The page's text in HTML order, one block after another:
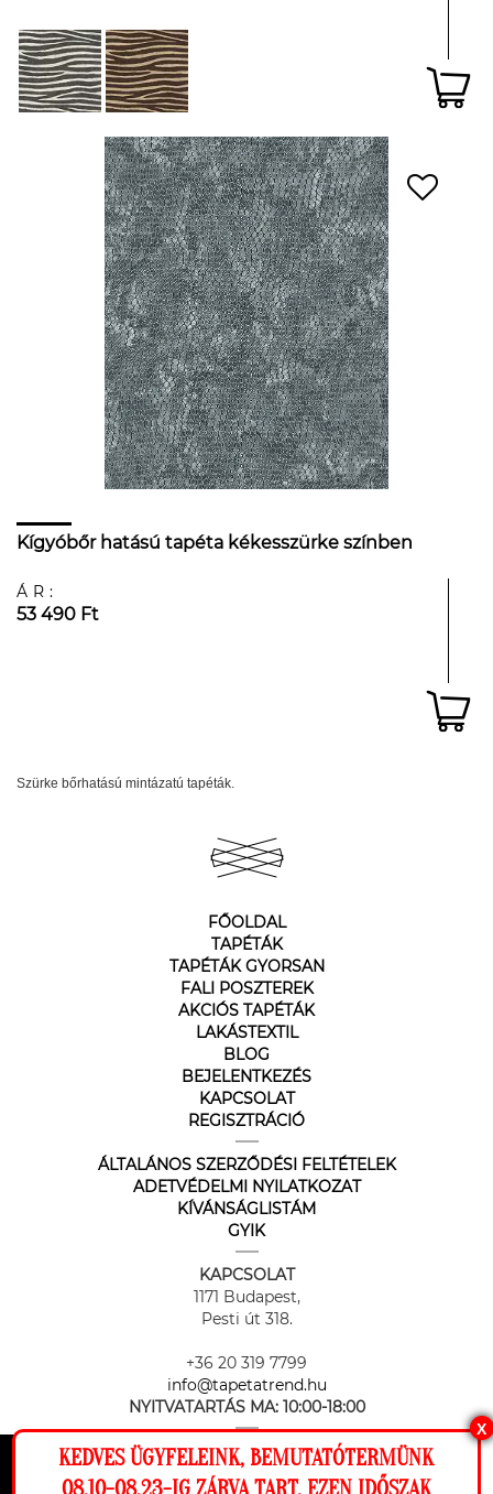
Ez a weboldal cookie-kat használ, hogy a
Kígyóbőr hatású tapéta kékesszürke színben
ÁR:
53 490 Ft
Szürke bőrhatású mintázatú tapéták.
FŐOLDAL
TAPÉTÁK
TAPÉTÁK GYORSAN
FALI POSZTEREK
AKCIÓS TAPÉTÁK
LAKÁSTEXTIL
BLOG
BEJELENTKEZÉS
KAPCSOLAT
REGISZTRÁCIÓ
ÁLTALÁNOS SZERZŐDÉSI FELTÉTELEK
ADETVÉDELMI NYILATKOZAT
KÍVÁNSÁGLISTÁM
GYIK
KAPCSOLAT
1171 Budapest,
Pesti út 318.
+36 20 319 7799
info@tapetatrend.hu
NYITVATARTÁS MA: 10:00-18:00
X
KEDVES ÜGYFELEINK, BEMUTATÓTERMÜNK